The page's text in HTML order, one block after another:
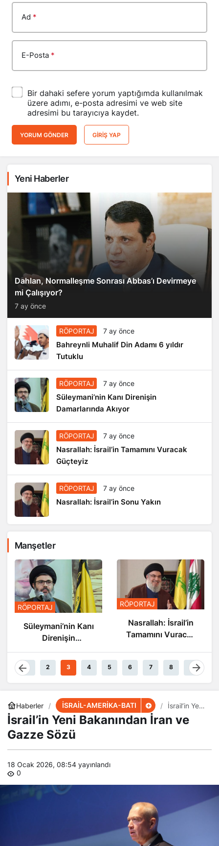
Ad *
E-Posta *
Bir dahaki sefere yorum yaptığımda kullanılmak
üzere adımı, e-posta adresimi ve web site
adresimi bu tarayıcıya kaydet.
YORUM GÖNDER GIRIŞ YAP
Yeni Haberler
Dahlan, Normalleşme Sonrası Abbas’ı Devirmeye
mi Çalışıyor?
7 ay önce
RÖPORTAJ 7 ay önce
Bahreynli Muhalif Din Adamı 6 yıldır
Tutuklu
RÖPORTAJ 7 ay önce
Süleymani’nin Kanı Direnişin
Damarlarında Akıyor
RÖPORTAJ 7 ay önce
Nasrallah: İsrail’in Tamamını Vuracak
Güçteyiz
RÖPORTAJ 7 ay önce
Nasrallah: İsrail’in Sonu Yakın
Manşetler
RÖPORTAJ
Süleymani’nin Kanı
Direnişin
Damarlarında
Akıyor
RÖPORTAJ
Nasrallah: İsrail’in
Tamamını Vuracak
1 2 3 4 5 6 7 8 9
Haberler İSRAİL-AMERİKA-BATI
İsrail’in Yeni
İran ve
İsrail’in Yeni Bakanından İran ve
Gazze Sözü
18 Ocak 2026, 08:54 yayınlandı
0